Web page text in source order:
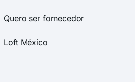
Quero ser fornecedor
Loft México